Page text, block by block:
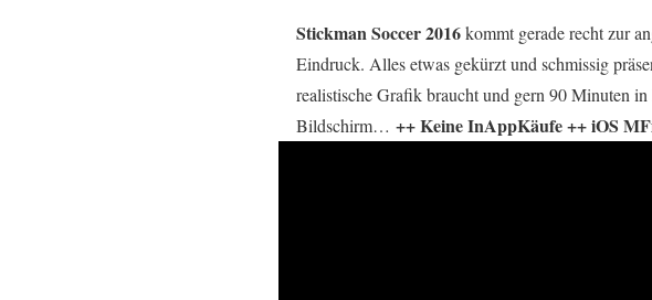
Stickman Soccer 2016kommt gerade recht zur
Eindruck. Alles etwas gekürzt und schmissig
realistische Grafik braucht und gern 90 Minuten
Bildschirm… ++ Keine InAppKäufe ++ iOS